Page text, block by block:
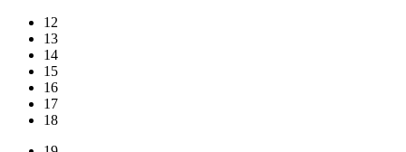
12
13
14
15
16
17
18